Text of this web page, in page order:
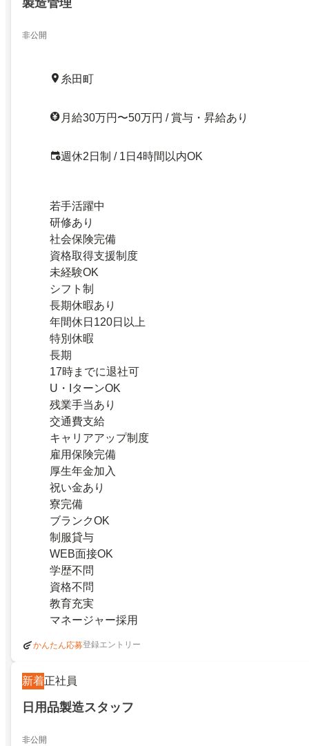
非公開
糸田町
月給30万円〜50万円 / 賞与・昇給あり
週休2日制 / 1日4時間以内OK
若手活躍中
研修あり
社会保険完備
資格取得支援制度
未経験OK
シフト制
長期休暇あり
年間休日120日以上
特別休暇
長期
17時までに退社可
U・IターンOK
残業手当あり
交通費支給
キャリアアップ制度
雇用保険完備
厚生年金加入
祝い金あり
寮完備
ブランクOK
制服貸与
WEB面接OK
学歴不問
資格不問
教育充実
マネージャー採用
かんたん応募登録エントリー
新着正社員
日用品製造スタッフ
非公開